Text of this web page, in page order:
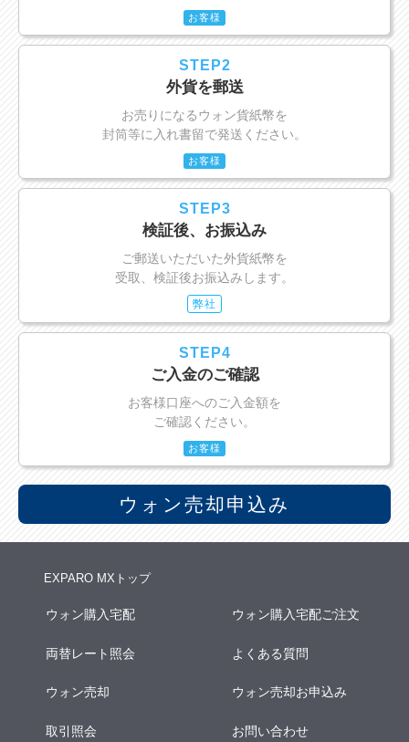
お客様
STEP2
外貨を郵送
お売りになるウォン貨紙幣を
封筒等に入れ書留で発送ください。
お客様
STEP3
検証後、お振込み
ご郵送いただいた外貨紙幣を
受取、検証後お振込みします。
弊社
STEP4
ご入金のご確認
お客様口座へのご入金額を
ご確認ください。
お客様
ウォン売却申込み
EXPARO MXトップ
ウォン購入宅配 ウォン購入宅配ご注文
両替レート照会 よくある質問
ウォン売却 ウォン売却お申込み
取引照会 お問い合わせ